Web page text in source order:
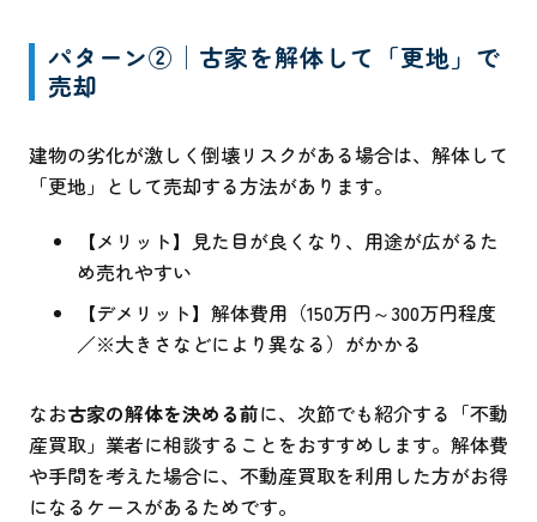
パターン②│古家を解体して「更地」で
売却
建物の劣化が激しく倒壊リスクがある場合は、解体して
「更地」として売却する方法があります。
【メリット】見た目が良くなり、用途が広がるた
め売れやすい
【デメリット】解体費用（150万円～300万円程度
／※大きさなどにより異なる）がかかる
なお古家の解体を決める前に、次節でも紹介する「不動
産買取」業者に相談することをおすすめします。解体費
や手間を考えた場合に、不動産買取を利用した方がお得
になるケースがあるためです。